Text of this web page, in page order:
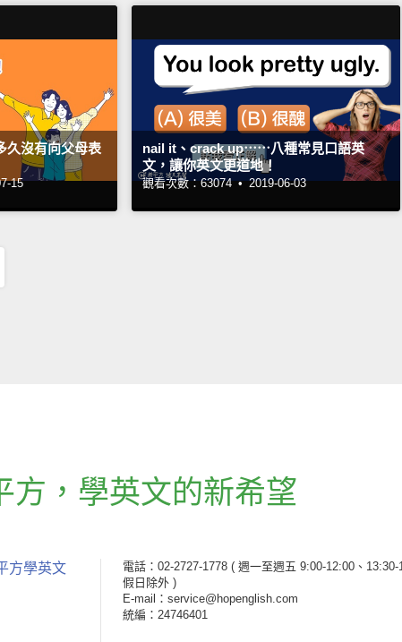
久沒有向父母表
15
nail it、crack up⋯⋯八種常見口語英
文，讓你英文更道地！
觀看次數：63074 • 2019-06-03
方 ， 學英文的新希望
方學英文 電話：02-2727-1778 ( 週一至週五 9:00-12:00、13:30-
假日除外 )
E-mail：service@hopenglish.com
統編：24746401